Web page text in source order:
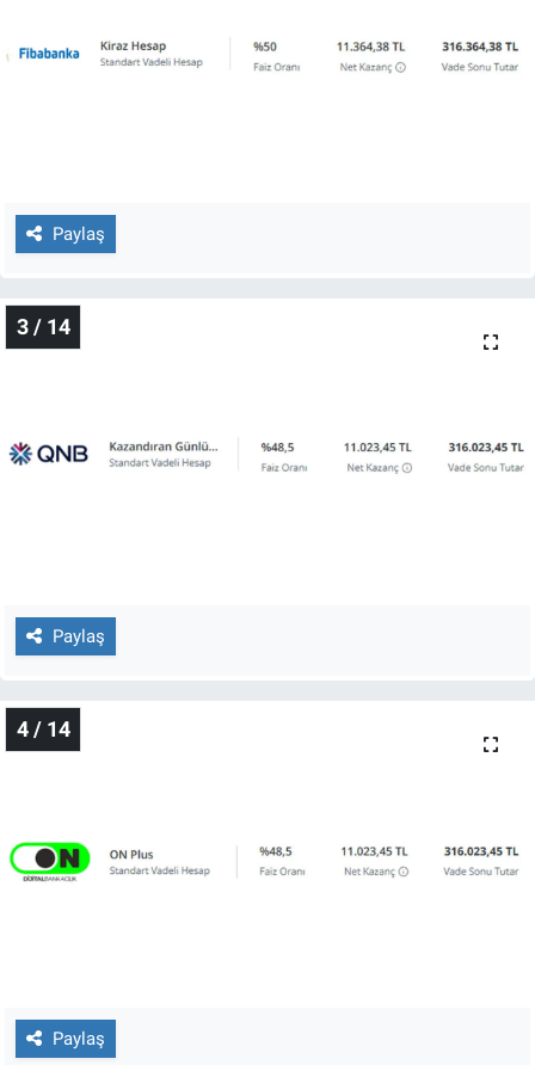
Paylaş
3 / 14
Paylaş
4 / 14
Paylaş
Popüler
Spor
Teknoloji
Türkiye'nin Gündemi
Canlı Yayın